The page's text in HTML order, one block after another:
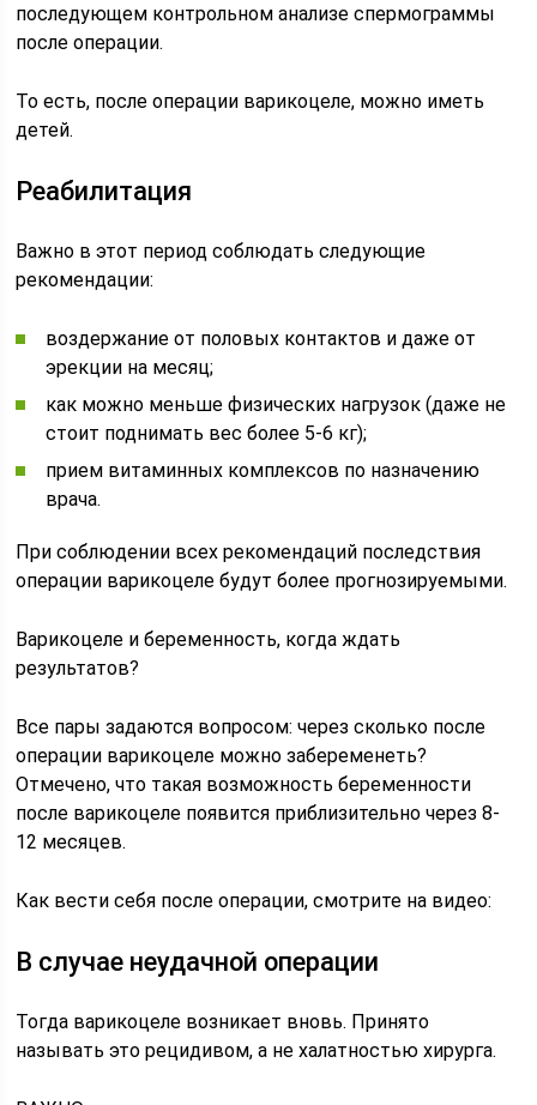
последующем контрольном анализе спермограммы
после операции.
То есть, после операции варикоцеле, можно иметь
детей.
Реабилитация
Важно в этот период соблюдать следующие
рекомендации:
воздержание от половых контактов и даже от
эрекции на месяц;
как можно меньше физических нагрузок (даже не
стоит поднимать вес более 5-6 кг);
прием витаминных комплексов по назначению
врача.
При соблюдении всех рекомендаций последствия
операции варикоцеле будут более прогнозируемыми.
Варикоцеле и беременность, когда ждать
результатов?
Все пары задаются вопросом: через сколько после
операции варикоцеле можно забеременеть?
Отмечено, что такая возможность беременности
после варикоцеле появится приблизительно через 8-
12 месяцев.
Как вести себя после операции, смотрите на видео:
В случае неудачной операции
Тогда варикоцеле возникает вновь. Принято
называть это рецидивом, а не халатностью хирурга.